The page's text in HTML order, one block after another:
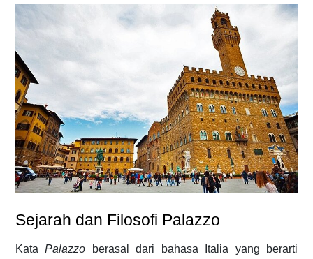
Sejarah dan Filosofi Palazzo
KataPalazzo berasal dari bahasa Italia yang berarti